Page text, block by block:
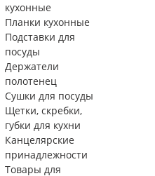
кухонные
Планки кухонные
Подставки для
посуды
Держатели
полотенец
Сушки для посуды
Щетки, скребки,
губки для кухни
Канцелярские
принадлежности
Товары для